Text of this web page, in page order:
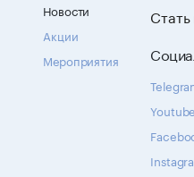
Новости
Акции
Мероприятия
Youtube